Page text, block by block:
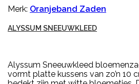
Merk: Oranjeband Zaden
ALYSSUM SNEEUWKLEED
Alyssum Sneeuwkleed
vormt platte kussens van zo’n 10